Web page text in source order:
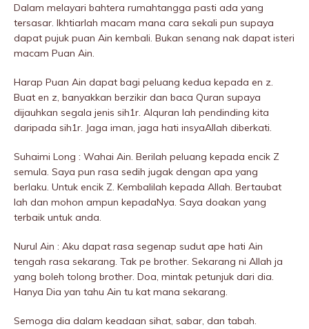
Dalam melayari bahtera rumahtangga pasti ada yang
tersasar. Ikhtiarlah macam mana cara sekali pun supaya
dapat pujuk puan Ain kembali. Bukan senang nak dapat isteri
macam Puan Ain.
Harap Puan Ain dapat bagi peluang kedua kepada en z.
Buat en z, banyakkan berzikir dan baca Quran supaya
dijauhkan segala jenis sih1r. Alquran lah pendinding kita
daripada sih1r. Jaga iman, jaga hati insyaAllah diberkati.
Suhaimi Long : Wahai Ain. Berilah peluang kepada encik Z
semula. Saya pun rasa sedih jugak dengan apa yang
berlaku. Untuk encik Z. Kembalilah kepada Allah. Bertaubat
lah dan mohon ampun kepadaNya. Saya doakan yang
terbaik untuk anda.
Nurul Ain : Aku dapat rasa segenap sudut ape hati Ain
tengah rasa sekarang. Tak pe brother. Sekarang ni Allah ja
yang boleh tolong brother. Doa, mintak petunjuk dari dia.
Hanya Dia yan tahu Ain tu kat mana sekarang.
Semoga dia dalam keadaan sihat, sabar, dan tabah.